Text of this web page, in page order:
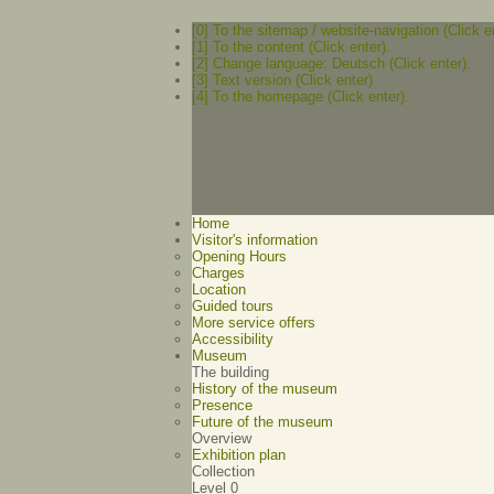
[0] To the sitemap / website-navigation (Click
[1] To the content (Click enter).
[2] Change language: Deutsch (Click enter).
[3] Text version (Click enter)
[4] To the homepage (Click enter).
Home
Visitor's information
Opening Hours
Charges
Location
Guided tours
More service offers
Accessibility
Museum
The building
History of the museum
Presence
Future of the museum
Overview
Exhibition plan
Collection
Level 0